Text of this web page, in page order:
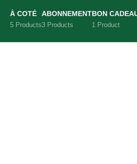
À COTÉ
5 Products
ABONNEMENT
3 Products
BON
1 Product